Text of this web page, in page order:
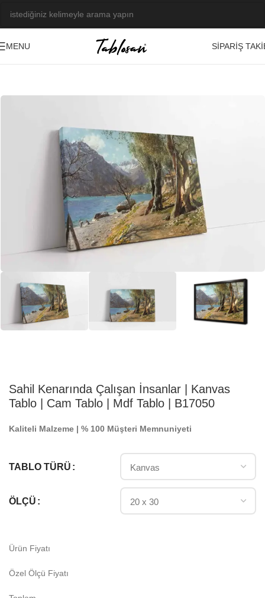
MENU
SIPARIŞ
Sahil Kenarında Çalışan İnsanlar | Kanvas
Tablo | Cam Tablo | Mdf Tablo | B17050
Kaliteli Malzeme | % 100 Müşteri Memnuniyeti
TABLO TÜRÜ
ÖLÇÜ
Ürün Fiyatı
Özel Ölçü Fiyatı